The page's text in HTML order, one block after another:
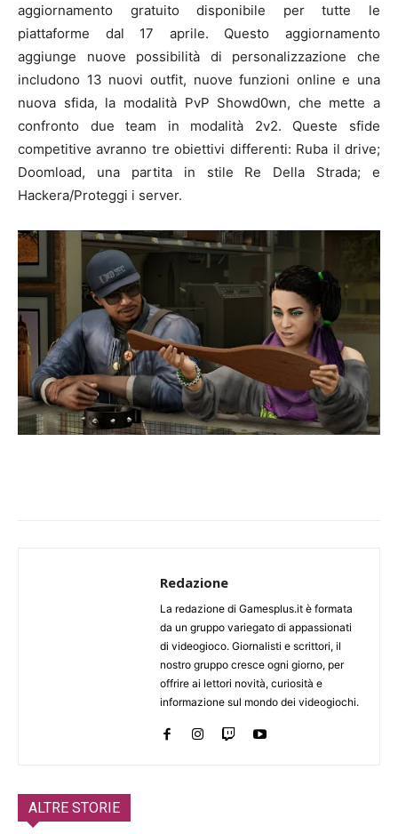
aggiornamento gratuito disponibile per tutte le
piattaforme dal 17 aprile. Questo aggiornamento
aggiunge nuove possibilità di personalizzazione che
includono 13 nuovi outfit, nuove funzioni online e una
nuova sfida, la modalità PvP Showd0wn, che mette a
confronto due team in modalità 2v2. Queste sfide
competitive avranno tre obiettivi differenti: Ruba il drive;
Doomload, una partita in stile Re Della Strada; e
Hackera/Proteggi i server.
Redazione
La redazione di Gamesplus.it è formata
da un gruppo variegato di appassionati
di videogioco. Giornalisti e scrittori, il
nostro gruppo cresce ogni giorno, per
offrire ai lettori novità, curiosità e
informazione sul mondo dei videogiochi.
ALTRE STORIE